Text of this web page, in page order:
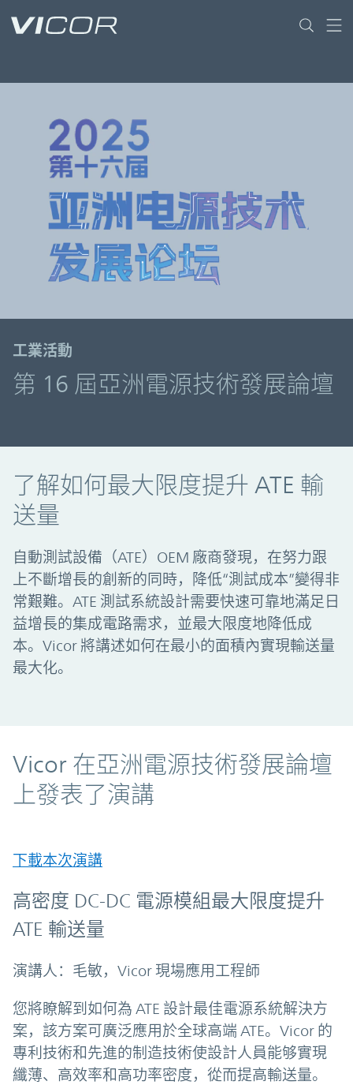
工業活動
第 16 屆亞洲電源技術發展論壇
了解如何最大限度提升 ATE 輸
送量
自動測試設備（ATE）OEM 廠商發現，在努力跟
上不斷增長的創新的同時，降低“測試成本”變得非
常艱難。ATE 測試系統設計需要快速可靠地滿足日
益增長的集成電路需求，並最大限度地降低成
本。Vicor 將講述如何在最小的面積內實現輸送量
最大化。
Vicor 在亞洲電源技術發展論壇
上發表了演講
下載本次演講
高密度 DC-DC 電源模組最大限度提升
ATE 輸送量
演講人：毛敏，Vicor 現場應用工程師
您將瞭解到如何為 ATE 設計最佳電源系統解決方
案，該方案可廣泛應用於全球高端 ATE。Vicor 的
專利技術和先進的制造技術使設計人員能够實現
纖薄、高效率和高功率密度，從而提高輸送量。